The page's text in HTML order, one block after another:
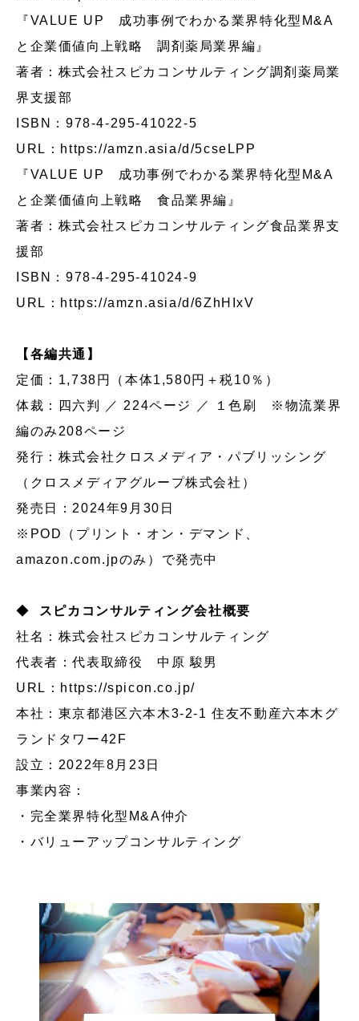
『VALUE UP 成功事例でわかる業界特化型M&A
と企業価値向上戦略 調剤薬局業界編』
著者：株式会社スピカコンサルティング調剤薬局業
界支援部
ISBN：978-4-295-41022-5
URL： https://amzn.asia/d/5cseLPP
『VALUE UP 成功事例でわかる業界特化型M&A
と企業価値向上戦略 食品業界編』
著者：株式会社スピカコンサルティング食品業界支
援部
ISBN：978-4-295-41024-9
URL： https://amzn.asia/d/6ZhHIxV
【各編共通】
定価：1,738円（本体1,580円＋税10％）
体裁：四六判 ／ 224ページ ／ １色刷 ※物流業界
編のみ208ページ
発行：株式会社クロスメディア・パブリッシング
（クロスメディアグループ株式会社）
発売日：2024年9月30日
※POD（プリント・オン・デマンド、
amazon.com.jpのみ）で発売中
◆
スピカコンサルティング会社概要
社名：株式会社スピカコンサルティング
代表者：代表取締役 中原 駿男
URL： https://spicon.co.jp/
本社：東京都港区六本木3-2-1 住友不動産六本木グ
ランドタワー42F
設立：2022年8月23日
事業内容：
・完全業界特化型M&A仲介
・バリューアップコンサルティング